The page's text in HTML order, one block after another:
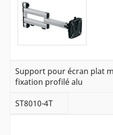
Support pour écran plat
fixation profilé alu
ST8010-4T